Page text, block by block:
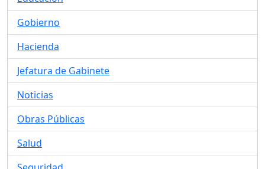
Gobierno
Hacienda
Jefatura de Gabinete
Noticias
Obras Públicas
Salud